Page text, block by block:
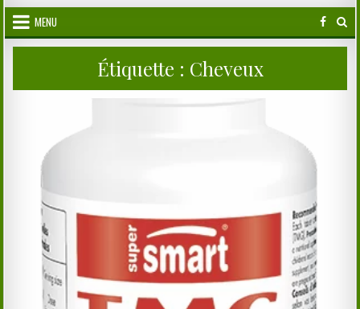
MENU
Étiquette : Cheveux